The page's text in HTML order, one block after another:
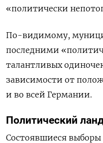
«политически
По-видимому,
последними
талантливых
зависимости от
и во всей Германии.
Политический
Состоявшиеся